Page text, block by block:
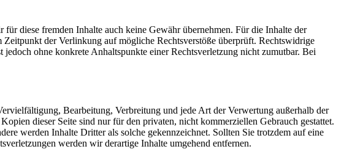
diese fremden Inhalte auch keine Gewähr übernehmen. Für die Inhalte der
der Verlinkung auf mögliche Rechtsverstöße überprüft. Rechtswidrige
ohne konkrete Anhaltspunkte einer Rechtsverletzung nicht zumutbar. Bei
Bearbeitung, Verbreitung und jede Art der Verwertung außerhalb der
dieser Seite sind nur für den privaten, nicht kommerziellen Gebrauch gestattet.
werden Inhalte Dritter als solche gekennzeichnet. Sollten Sie trotzdem auf eine
werden wir derartige Inhalte umgehend entfernen.